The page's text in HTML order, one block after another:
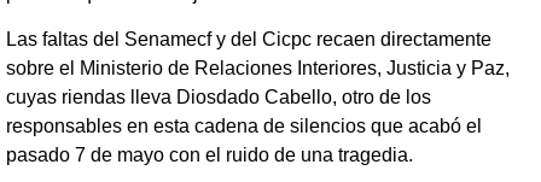
Las faltas del Senamecf y del Cicpc recaen directamente
sobre el Ministerio de Relaciones Interiores, Justicia y Paz,
cuyas riendas lleva Diosdado Cabello, otro de los
responsables en esta cadena de silencios que acabó el
pasado 7 de mayo con el ruido de una tragedia.